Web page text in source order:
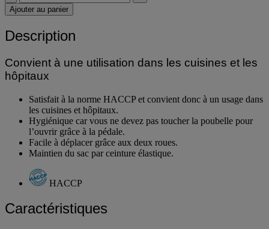
-
Description
Convient à une utilisation dans les cuisines et les
hôpitaux
Satisfait à la norme HACCP et convient donc à un usage dans
les cuisines et hôpitaux.
Hygiénique car vous ne devez pas toucher la poubelle pour
l’ouvrir grâce à la pédale.
Facile à déplacer grâce aux deux roues.
Caractéristiques